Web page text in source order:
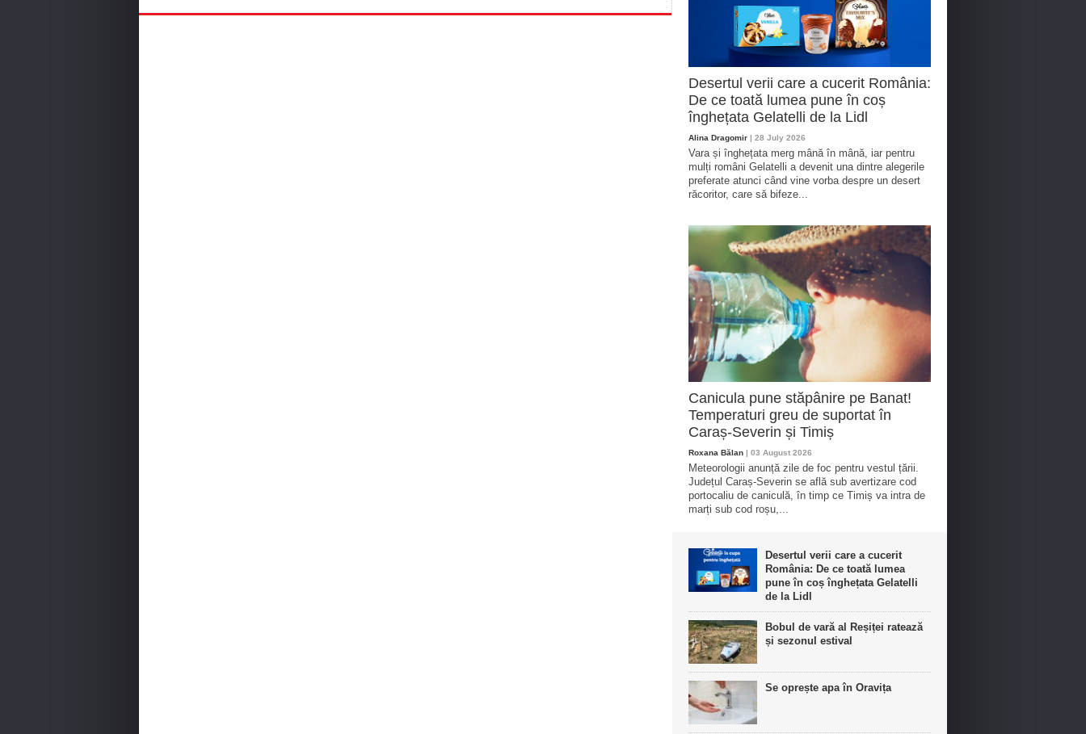
Desertul verii care a cucerit România:
De ce toată lumea pune în coș
înghețata Gelatelli de la Lidl
Alina Dragomir | 28 July 2026
Vara și înghețata merg mână în mână, iar pentru
mulți români Gelatelli a devenit una dintre alegerile
preferate atunci când vine vorba despre un desert
răcoritor, care să bifeze...
Canicula pune stăpânire pe Banat!
Temperaturi greu de suportat în
Caraș-Severin și Timiș
Roxana Bălan | 03 August 2026
Meteorologii anunță zile de foc pentru vestul țării.
Județul Caraș-Severin se află sub avertizare cod
portocaliu de caniculă, în timp ce Timiș va intra de
marți sub cod roșu,...
Desertul verii care a cucerit
România: De ce toată lumea
pune în coș înghețata Gelatelli
de la Lidl
Bobul de vară al Reșiței ratează
și sezonul estival
Se oprește apa în Oravița